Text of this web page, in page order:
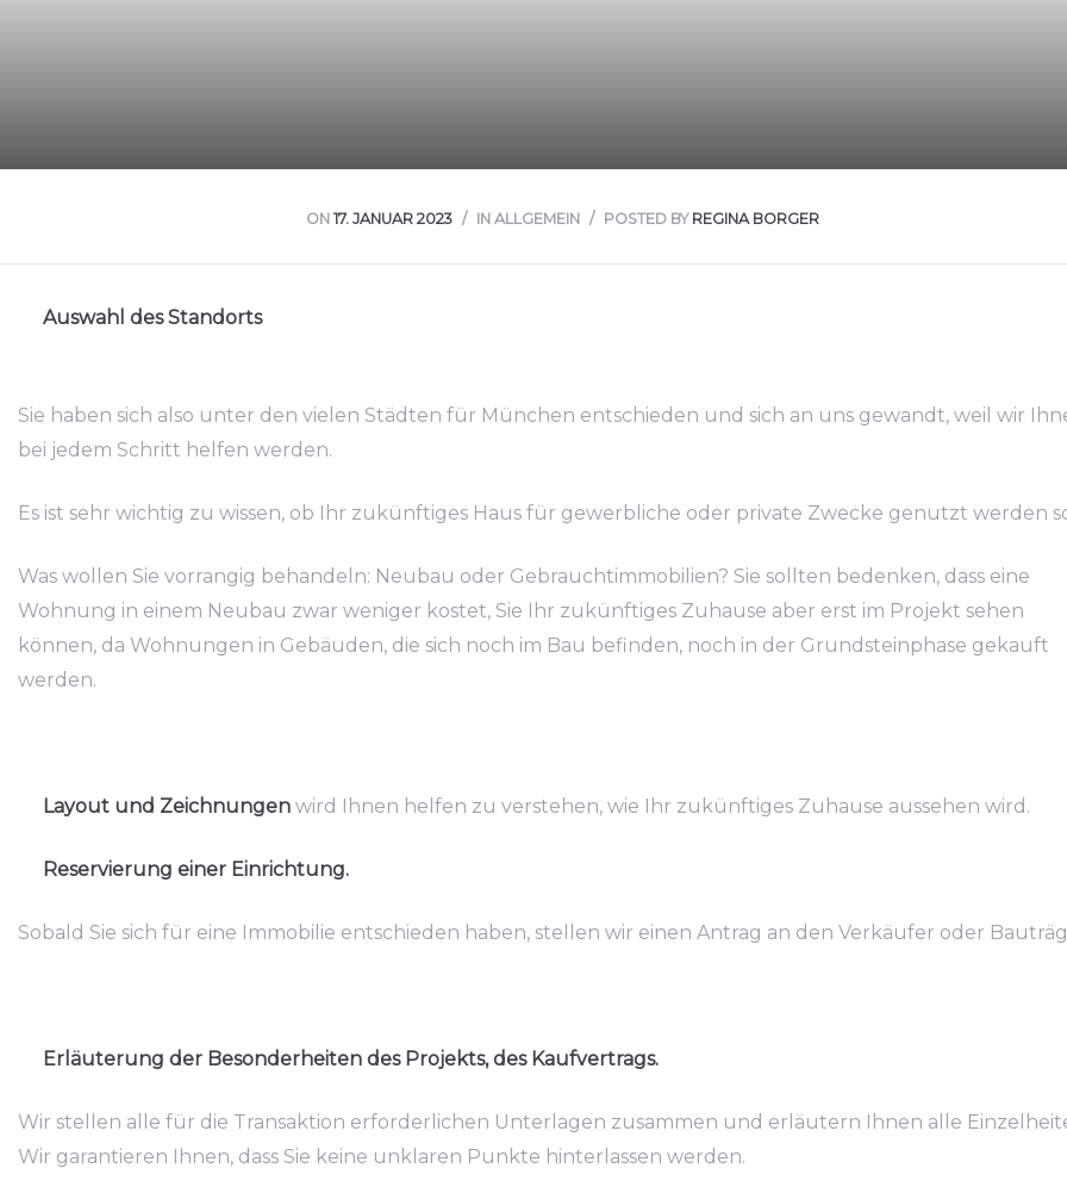
ON 17. JANUAR 2023 IN ALLGEMEIN POSTED BY REGINA BORGER
Auswahl des Standorts
Sie haben sich also unter den vielen Städten für München entschieden und sich an uns gewandt, weil wir
bei jedem Schritt helfen werden.
Es ist sehr wichtig zu wissen, ob Ihr zukünftiges Haus für gewerbliche oder private Zwecke genutzt werden
Was wollen Sie vorrangig behandeln: Neubau oder Gebrauchtimmobilien? Sie sollten bedenken, dass eine
Wohnung in einem Neubau zwar weniger kostet, Sie Ihr zukünftiges Zuhause aber erst im Projekt sehen
können, da Wohnungen in Gebäuden, die sich noch im Bau befinden, noch in der Grundsteinphase gekauft
werden.
Layout und Zeichnungenwird Ihnen helfen zu verstehen, wie Ihr zukünftiges Zuhause aussehen wird.
Reservierung einer Einrichtung.
Sobald Sie sich für eine Immobilie entschieden haben, stellen wir einen Antrag an den Verkäufer oder
Erläuterung der Besonderheiten des Projekts, des Kaufvertrags.
Wir stellen alle für die Transaktion erforderlichen Unterlagen zusammen und erläutern Ihnen alle
Wir garantieren Ihnen, dass Sie keine unklaren Punkte hinterlassen werden.